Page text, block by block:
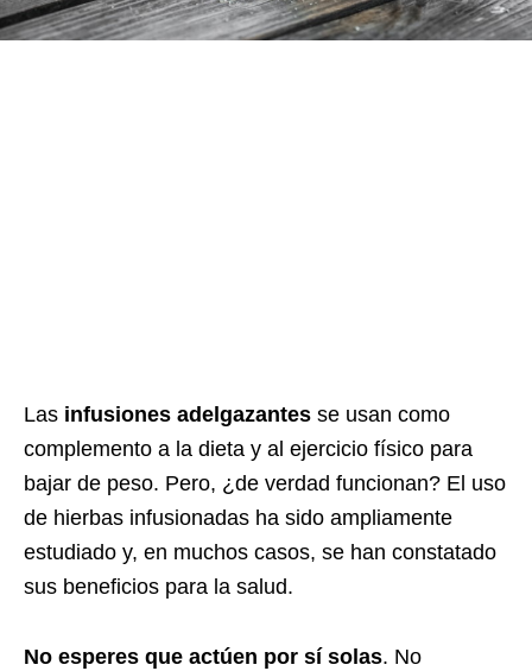
Las infusiones adelgazantes se usan como
complemento a la dieta y al ejercicio físico para
bajar de peso. Pero, ¿de verdad funcionan? El uso
de hierbas infusionadas ha sido ampliamente
estudiado y, en muchos casos, se han constatado
sus beneficios para la salud.
No esperes que actúen por sí solas. No